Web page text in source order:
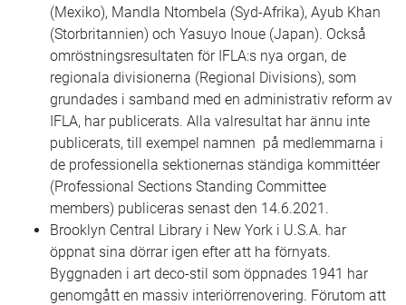
(Mexiko), Mandla Ntombela (Syd-Afrika), Ayub Khan
(Storbritannien) och Yasuyo Inoue (Japan). Också
omröstningsresultaten för IFLA:s nya organ, de
regionala divisionerna (Regional Divisions), som
grundades i samband med en administrativ reform av
IFLA, har publicerats. Alla valresultat har ännu inte
publicerats, till exempel namnen på medlemmarna i
de professionella sektionernas ständiga kommittéer
(Professional Sections Standing Committee
members) publiceras senast den 14.6.2021.
Brooklyn Central Library i New York i U.S.A. har
öppnat sina dörrar igen efter att ha förnyats.
Byggnaden i art deco-stil som öppnades 1941 har
genomgått en massiv interiörrenovering. Förutom att